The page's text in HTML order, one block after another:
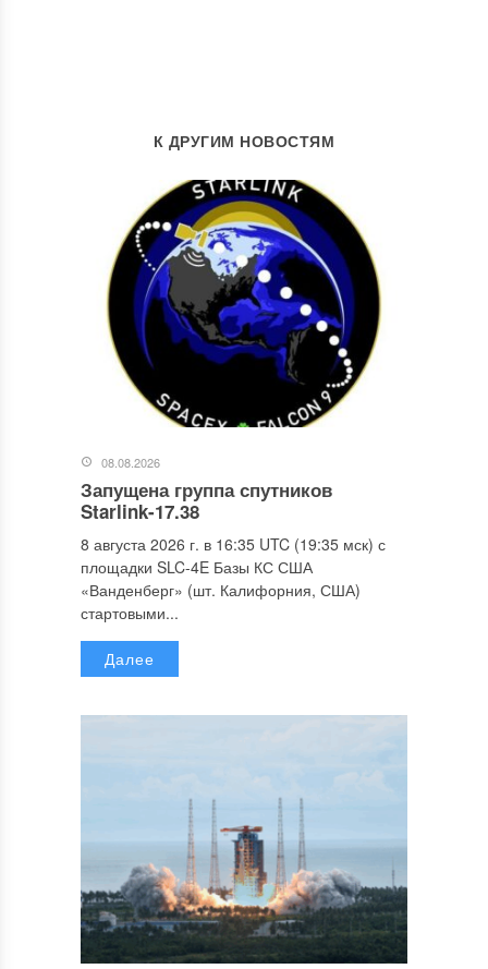
К ДРУГИМ НОВОСТЯМ
08.08.2026
Запущена группа спутников
Starlink-17.38
8 августа 2026 г. в 16:35 UTC (19:35 мск) с
площадки SLC-4E Базы КС США
«Ванденберг» (шт. Калифорния, США)
стартовыми...
Далее